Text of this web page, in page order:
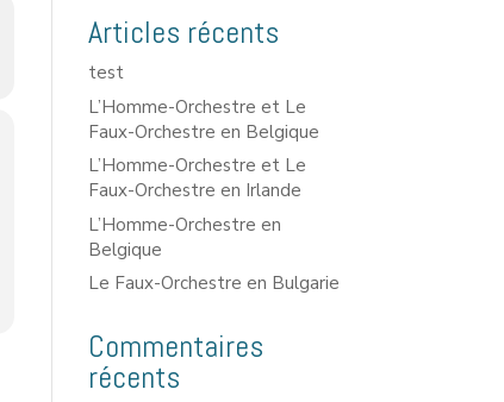
Articles récents
test
L’Homme-Orchestre et Le
Faux-Orchestre en Belgique
L’Homme-Orchestre et Le
Faux-Orchestre en Irlande
L’Homme-Orchestre en
Belgique
Le Faux-Orchestre en Bulgarie
Commentaires
récents